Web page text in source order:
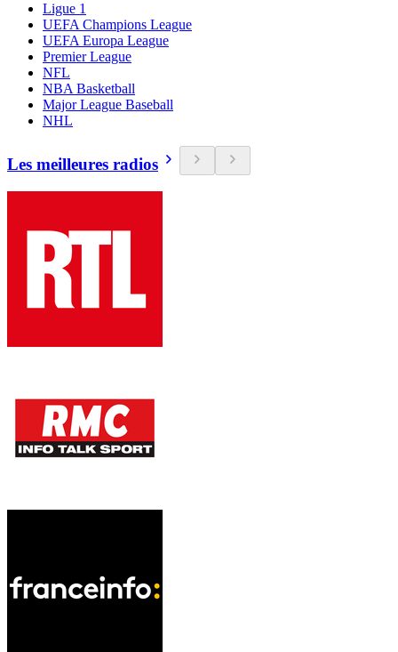
Ligue 1
UEFA Champions League
UEFA Europa League
Premier League
NFL
NBA Basketball
Major League Baseball
NHL
Les meilleures radios